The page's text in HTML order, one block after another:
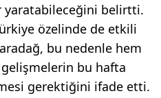
yaratabileceğini belirtti.
özelinde de etkili
bu nedenle hem
bu hafta
gerektiğini ifade etti.